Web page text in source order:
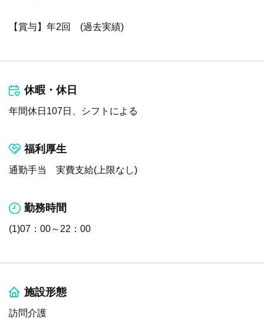
【賞与】年2回 (過去実績)
休暇・休日
年間休日107日、シフトによる
福利厚生
通勤手当 実費支給(上限なし)
勤務時間
(1)07：00～22：00
施設形態
訪問介護